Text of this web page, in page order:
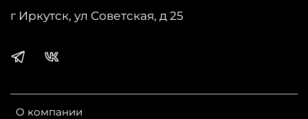
О компании
г Иркутск, ул Советская, д 25